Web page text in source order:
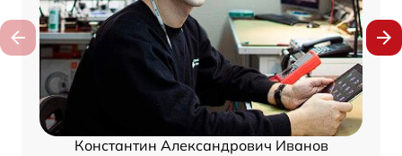
Константин Александрович Иванов